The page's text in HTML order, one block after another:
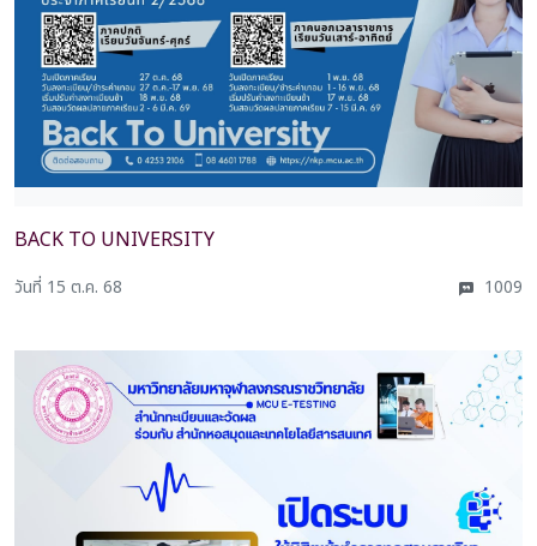
BACK TO UNIVERSITY
วันที่ 15 ต.ค. 68 1009